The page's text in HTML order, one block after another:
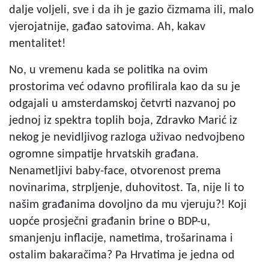
dalje voljeli, sve i da ih je gazio čizmama ili, malo
vjerojatnije, gađao satovima. Ah, kakav
mentalitet!
No, u vremenu kada se politika na ovim
prostorima već odavno profilirala kao da su je
odgajali u amsterdamskoj četvrti nazvanoj po
jednoj iz spektra toplih boja, Zdravko Marić iz
nekog je nevidljivog razloga uživao nedvojbeno
ogromne simpatije hrvatskih građana.
Nenametljivi baby-face, otvorenost prema
novinarima, strpljenje, duhovitost. Ta, nije li to
našim građanima dovoljno da mu vjeruju?! Koji
uopće prosječni građanin brine o BDP-u,
smanjenju inflacije, nametima, trošarinama i
ostalim bakaračima? Pa Hrvatima je jedna od